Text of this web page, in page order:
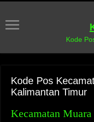
Kode
Kode Pos
Kalimantan Timur
Kecamatan